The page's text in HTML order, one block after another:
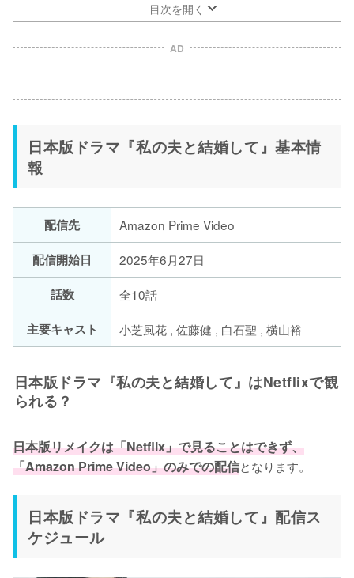
目次を開く
AD
日本版ドラマ『私の夫と結婚して』基本情
報
配信先
Amazon Prime Video
配信開始日
2025年6月27日
話数
全10話
主要キャスト
小芝風花 , 佐藤健 , 白石聖 , 横山裕
日本版ドラマ『私の夫と結婚して』はNetflixで観
られる？
日本版リメイクは「Netflix」で見ることはできず、
「Amazon Prime Video」のみでの配信となります。
日本版ドラマ『私の夫と結婚して』配信ス
ケジュール